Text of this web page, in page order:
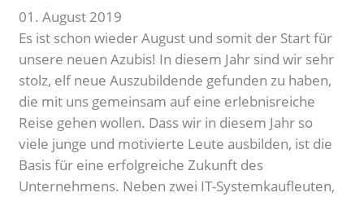
01. August 2019
Es ist schon wieder August und somit der Start für
unsere neuen Azubis! In diesem Jahr sind wir sehr
stolz, elf neue Auszubildende gefunden zu haben,
die mit uns gemeinsam auf eine erlebnisreiche
Reise gehen wollen. Dass wir in diesem Jahr so
viele junge und motivierte Leute ausbilden, ist die
Basis für eine erfolgreiche Zukunft des
Unternehmens. Neben zwei IT-Systemkaufleuten,